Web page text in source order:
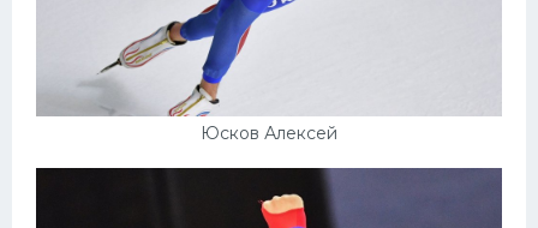
Юсков Алексей